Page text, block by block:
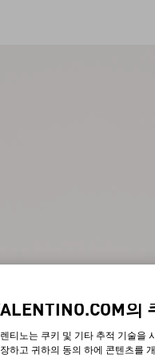
의
티노는 쿠키 및 기타 추적 기술을
하고 귀하의 동의 하에 콘텐츠를